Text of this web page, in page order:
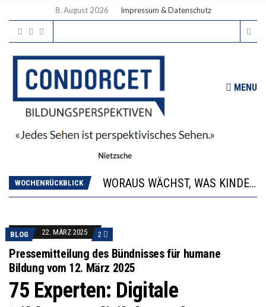
8. August 2026 Impressum & Datenschutz
MENU
WOCHENRÜCKBLICK
“WIR BEOBACHTEN EINEN REGELRECHTEN STURZFLUG BEI DEN LERNLEISTUNGEN”
DIE VERSTÄRKTE HARMONISIERUNG IM SCHULWESEN VERRINGERT DAS INNOVATIONSPOTENZIAL
BLOG 22. MÄRZ 2025 2
Pressemitteilung des Bündnisses für humane
Bildung vom 12. März 2025
75 Experten: Digitale